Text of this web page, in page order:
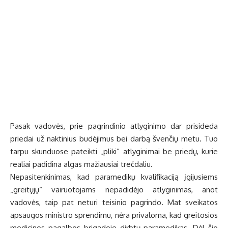
Pasak vadovės, prie pagrindinio atlyginimo dar prisideda
priedai už naktinius budėjimus bei darbą švenčių metu. Tuo
tarpu skunduose pateikti „pliki“ atlyginimai be priedų, kurie
realiai padidina algas mažiausiai trečdaliu.
Nepasitenkinimas, kad paramedikų kvalifikaciją įgijusiems
„greitųjų“ vairuotojams nepadidėjo atlyginimas, anot
vadovės, taip pat neturi teisinio pagrindo. Mat sveikatos
apsaugos ministro sprendimu, nėra privaloma, kad greitosios